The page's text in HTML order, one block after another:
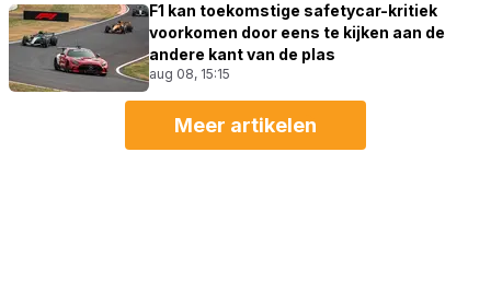
F1 kan toekomstige safetycar-kritiek
voorkomen door eens te kijken aan de
andere kant van de plas
aug 08, 15:15
Meer artikelen